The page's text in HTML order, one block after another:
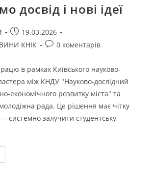
досвід і нові ідеї
19.03.2026
КНІК 0 коментарів
в рамках Київського науково-
між КНДУ "Науково-дослідний
економічного розвитку міста" та
рада. Це рішення має чітку
системно залучити студентську